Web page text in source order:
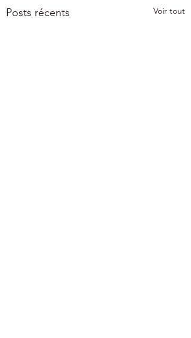
Posts récents Voir tout